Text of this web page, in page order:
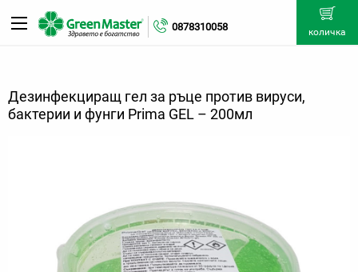
0878310058 количка
Дезинфекциращ гел за ръце против вируси,
бaктерии и фунги Prima GEL – 200мл